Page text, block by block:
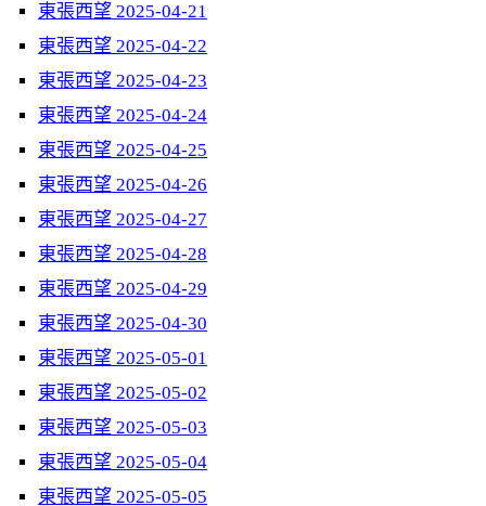
東張西望 2025-04-21
東張西望 2025-04-22
東張西望 2025-04-23
東張西望 2025-04-24
東張西望 2025-04-25
東張西望 2025-04-26
東張西望 2025-04-27
東張西望 2025-04-28
東張西望 2025-04-29
東張西望 2025-04-30
東張西望 2025-05-01
東張西望 2025-05-02
東張西望 2025-05-03
東張西望 2025-05-04
東張西望 2025-05-05